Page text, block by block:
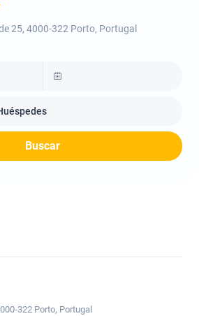
25, 4000-322 Porto, Portugal
Buscar
322 Porto, Portugal